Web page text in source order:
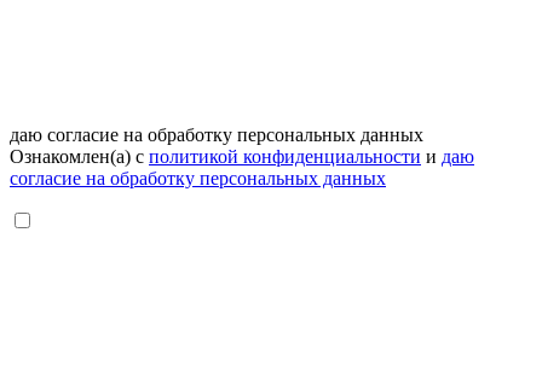
даю согласие на обработку персональных данных
Ознакомлен(а) с политикой конфиденциальности и даю
согласие на обработку персональных данных